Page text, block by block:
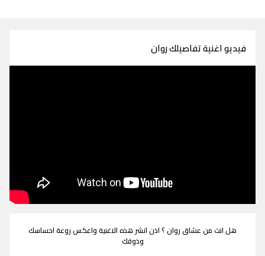
فيديو اغنية تفاصيلك روان
هل انت من عشاق روان ؟ اذن انشر هذه الاغنية واعكس روعة احساسك
وذوقك